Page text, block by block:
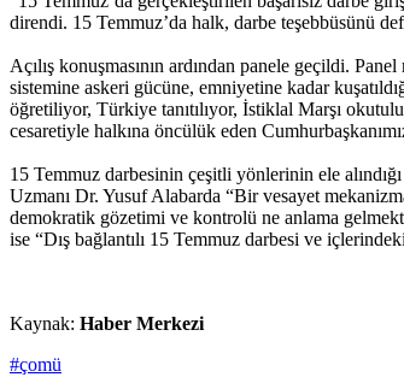
direndi. 15 Temmuz’da halk, darbe teşebbüsünü
Açılış konuşmasının ardından panele geçildi.
sistemine askeri gücüne, emniyetine kadar
öğretiliyor, Türkiye tanıtılıyor, İstiklal Marşı
cesaretiyle halkına öncülük eden
15 Temmuz darbesinin çeşitli yönlerinin ele
Uzmanı Dr. Yusuf Alabarda “Bir vesayet
demokratik gözetimi ve kontrolü ne anlama
ise “Dış bağlantılı 15 Temmuz darbesi ve
Kaynak: Haber Merkezi
#çomü